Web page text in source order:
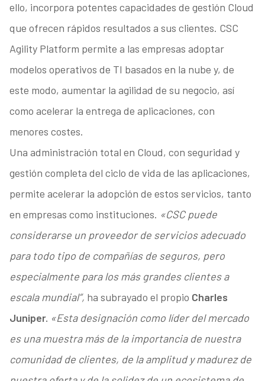
ello, incorpora potentes capacidades de gestión Cloud
que ofrecen rápidos resultados a sus clientes. CSC
Agility Platform permite a las empresas adoptar
modelos operativos de TI basados en la nube y, de
este modo, aumentar la agilidad de su negocio, así
como acelerar la entrega de aplicaciones, con
menores costes.
Una administración total en Cloud, con seguridad y
gestión completa del ciclo de vida de las aplicaciones,
permite acelerar la adopción de estos servicios, tanto
en empresas como instituciones. «CSC puede
considerarse un proveedor de servicios adecuado
para todo tipo de compañías de seguros, pero
especialmente para los más grandes clientes a
escala mundial”, ha subrayado el propio Charles
Juniper. «Esta designación como líder del mercado
es una muestra más de la importancia de nuestra
comunidad de clientes, de la amplitud y madurez de